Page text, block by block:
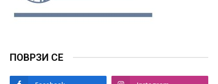
ПОВРЗИ СЕ